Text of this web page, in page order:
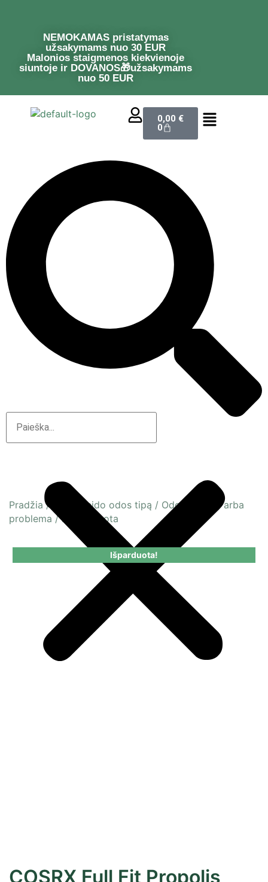
NEMOKAMAS pristatymas
užsakymams nuo 30 EUR
Malonios staigmenos kiekvienoje
siuntoje ir DOVANOS🎁užsakymams
nuo 50 EUR
0,00 €
0
Pradžia/ Pagal veido odos tipą / Odos būsena arba
problema /Dehitratuota
Išparduota!
COSRX Full Fit Propolis